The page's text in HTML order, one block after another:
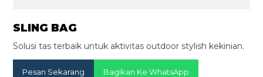
SLING BAG
Solusi tas terbaik untuk aktivitas outdoor stylish kekinian.
Pesan Sekarang Bagikan Ke WhatsApp